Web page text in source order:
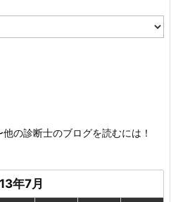
の診断士のブログを読むには！
年7月